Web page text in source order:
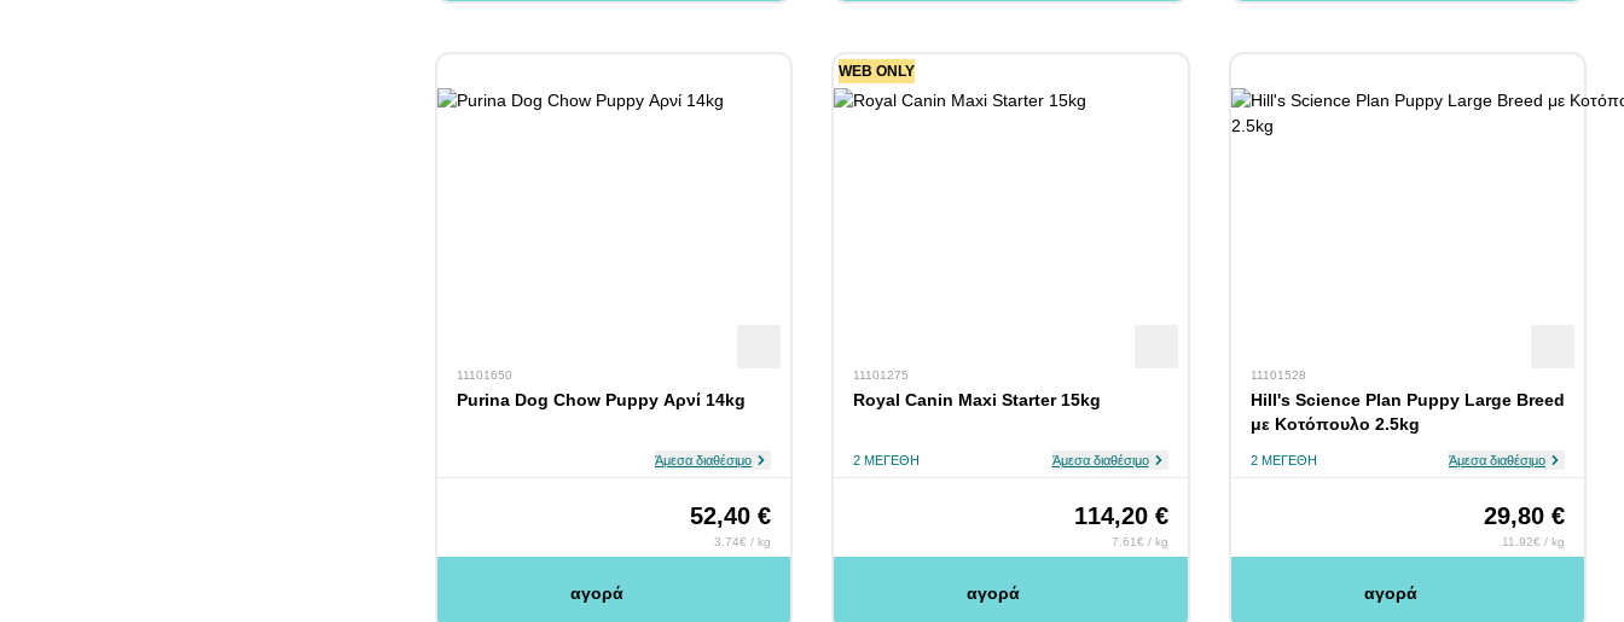
11101650
Purina Dog Chow Puppy Αρνί 14kg
Άμεσα διαθέσιμο
52,40 €
3.74€ / kg
αγορά
WEB ONLY
11101275
Royal Canin Maxi Starter 15kg
2 ΜΕΓΈΘΗ Άμεσα διαθέσιμο
114,20 €
7.61€ / kg
αγορά
11101528
Hill's Science Plan Puppy Large Breed
με Κοτόπουλο 2.5kg
2 ΜΕΓΈΘΗ Άμεσα διαθέσιμο
29,80 €
11.92€ / kg
αγορά